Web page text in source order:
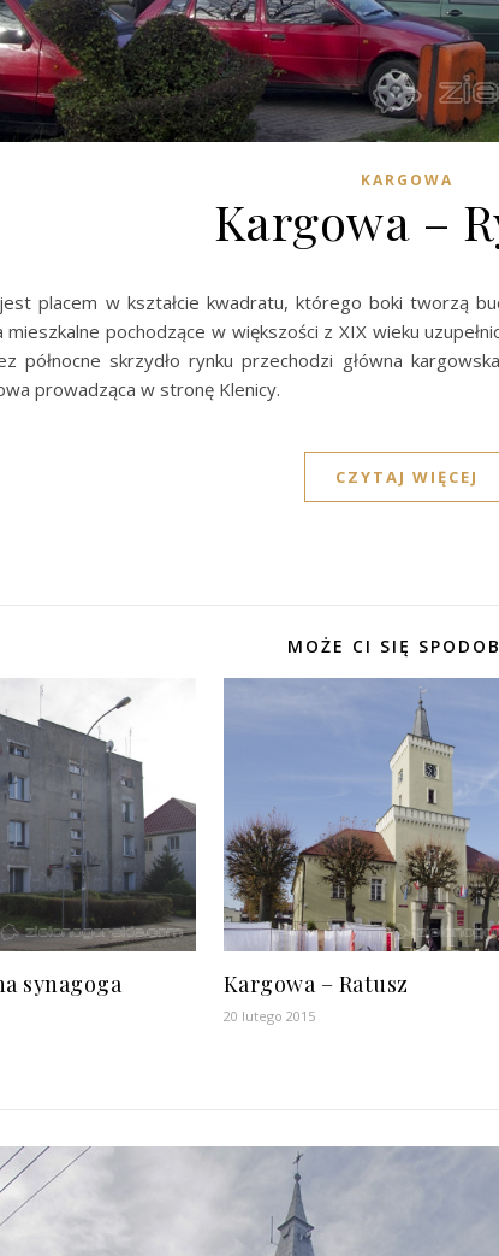
KARGOWA
Kargowa –
placem w kształcie kwadratu, którego boki tworzą
mieszkalne pochodzące w większości z XIX wieku
północne skrzydło rynku przechodzi główna
prowadząca w stronę Klenicy.
CZYTAJ WIĘCEJ
MOŻE CI SIĘ
synagoga Kargowa – Ratusz
20 lutego 2015